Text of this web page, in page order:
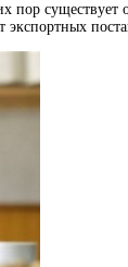
существует